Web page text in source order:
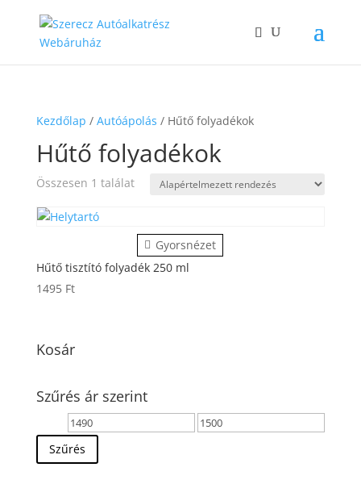
Kezdőlap / Autóápolás / Hűtő folyadékok
Hűtő folyadékok
Összesen 1 találat
Gyorsnézet
Hűtő tisztító folyadék 250 ml
1495 Ft
Kosár
Szűrés ár szerint
Min
ár
Max
Szűrés